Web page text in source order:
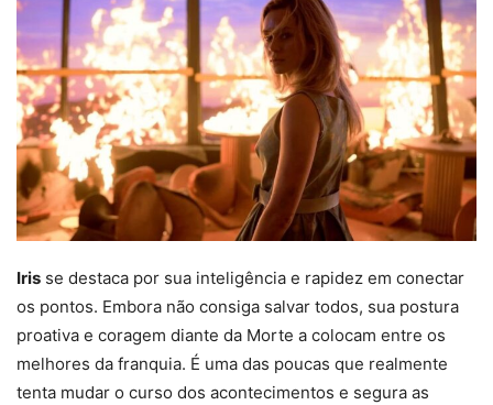
Iris se destaca por sua inteligência e rapidez em conectar
os pontos. Embora não consiga salvar todos, sua postura
proativa e coragem diante da Morte a colocam entre os
melhores da franquia. É uma das poucas que realmente
tenta mudar o curso dos acontecimentos e segura as